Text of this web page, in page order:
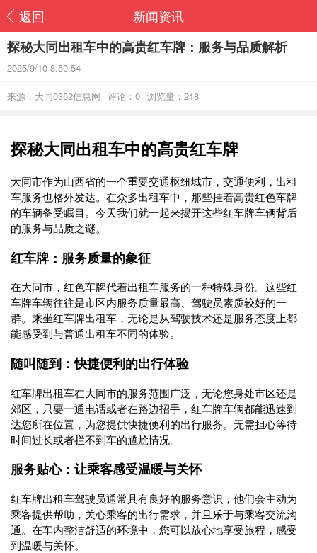
返回
新闻资讯
探秘大同出租车中的高贵红车牌：服务与品质解析
2025/9/10 8:50:54
来源：大同0352信息网 评论：0 浏览量：218
探秘大同出租车中的高贵红车牌
大同市作为山西省的一个重要交通枢纽城市，交通便利，出租
车服务也格外发达。在众多出租车中，那些挂着高贵红色车牌
的车辆备受瞩目。今天我们就一起来揭开这些红车牌车辆背后
的服务与品质之谜。
红车牌：服务质量的象征
在大同市，红色车牌代着出租车服务的一种特殊身份。这些红
车牌车辆往往是市区内服务质量最高、驾驶员素质较好的一
群。乘坐红车牌出租车，无论是从驾驶技术还是服务态度上都
能感受到与普通出租车不同的体验。
随叫随到：快捷便利的出行体验
红车牌出租车在大同市的服务范围广泛，无论您身处市区还是
郊区，只要一通电话或者在路边招手，红车牌车辆都能迅速到
达您所在位置，为您提供快捷便利的出行服务。无需担心等待
时间过长或者拦不到车的尴尬情况。
服务贴心：让乘客感受温暖与关怀
红车牌出租车驾驶员通常具有良好的服务意识，他们会主动为
乘客提供帮助，关心乘客的出行需求，并且乐于与乘客交流沟
通。在车内整洁舒适的环境中，您可以放心地享受旅程，感受
到温暖与关怀。